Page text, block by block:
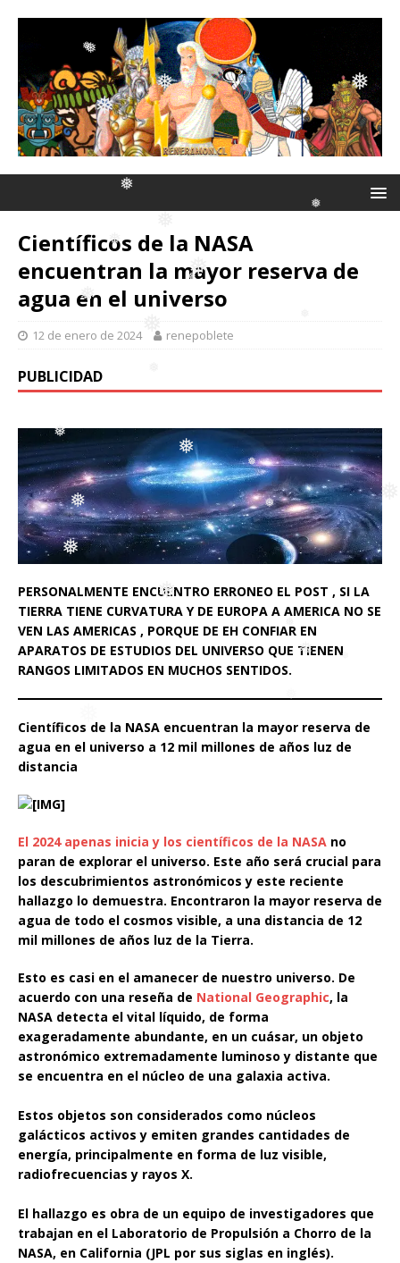
❅
❅
❅
❅
❅
❅ ❅
❅ ❅
❅
❅
❅
❅
❅
❅
❅
❅
❅
❅
❅
❅
Científicos de la NASA
encuentran la mayor reserva de
agua en el universo
12 de enero de 2024 renepoblete
PUBLICIDAD
PERSONALMENTE ENCUENTRO ERRONEO EL POST , SI LA
TIERRA TIENE CURVATURA Y DE EUROPA A AMERICA NO SE
VEN LAS AMERICAS , PORQUE DE EH CONFIAR EN
APARATOS DE ESTUDIOS DEL UNIVERSO QUE TIENEN
RANGOS LIMITADOS EN MUCHOS SENTIDOS.
Científicos de la NASA encuentran la mayor reserva de
agua en el universo a 12 mil millones de años luz de
distancia
El 2024 apenas inicia y los científicos de la NASA no
paran de explorar el universo. Este año será crucial para
los descubrimientos astronómicos y este reciente
hallazgo lo demuestra. Encontraron la mayor reserva de
agua de todo el cosmos visible, a una distancia de 12
mil millones de años luz de la Tierra.
Esto es casi en el amanecer de nuestro universo. De
acuerdo con una reseña de National Geographic, la
NASA detecta el vital líquido, de forma
exageradamente abundante, en un cuásar, un objeto
astronómico extremadamente luminoso y distante que
se encuentra en el núcleo de una galaxia activa.
Estos objetos son considerados como núcleos
galácticos activos y emiten grandes cantidades de
energía, principalmente en forma de luz visible,
radiofrecuencias y rayos X.
El hallazgo es obra de un equipo de investigadores que
trabajan en el Laboratorio de Propulsión a Chorro de la
NASA, en California (JPL por sus siglas en inglés).